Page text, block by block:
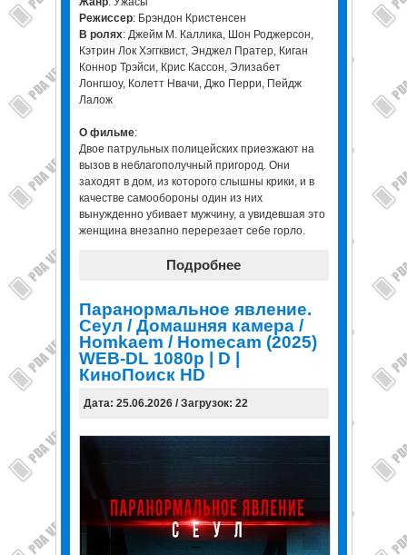
Режиссер: Брэндон Кристенсен
В ролях: Джейм М. Каллика, Шон Роджерсон,
Кэтрин Лок Хэггквист, Энджел Пратер, Киган
Коннор Трэйси, Крис Кассон, Элизабет
Лонгшоу, Колетт Нвачи, Джо Перри, Пейдж
Лалож
О фильме:
Двое патрульных полицейских приезжают на
вызов в неблагополучный пригород. Они
заходят в дом, из которого слышны крики, и в
качестве самообороны один из них
вынужденно убивает мужчину, а увидевшая это
женщина внезапно перерезает себе горло.
Подробнее
Паранормальное явление.
Сеул / Домашняя камера /
Homkaem / Homecam (2025)
WEB-DL 1080p | D |
КиноПоиск HD
Дата: 25.06.2026 / Загрузок: 22